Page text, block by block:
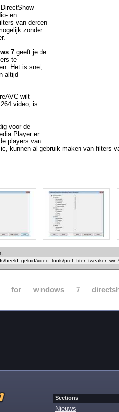
en
van derden
zonder
7 geeft je de
te
Het is snel,
altijd
wilt
video, is
voor de
Player en
players van
kunnen al gebruik maken van filters
for windows 7
Sections:
Nieuws